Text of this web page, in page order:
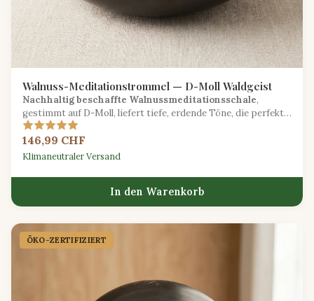
Walnuss-Meditationstrommel — D-Moll Waldgeist
Nachhaltig beschaffte Walnussmeditationsschale,
gestimmt auf D-Moll, liefert tiefe, erdende Töne, die perfekt
für reflektierende Praxis sind.
146,99 CHF
Klimaneutraler Versand
In den Warenkorb
ÖKO-ZERTIFIZIERT